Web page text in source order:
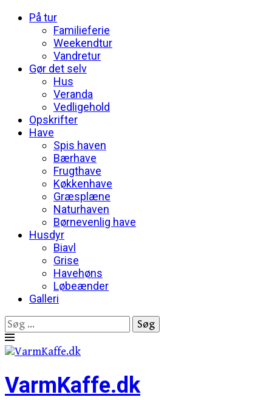
På tur
Familieferie
Weekendtur
Vandretur
Gør det selv
Hus
Veranda
Vedligehold
Opskrifter
Have
Spis haven
Bærhave
Frugthave
Køkkenhave
Græsplæne
Naturhaven
Børnevenlig have
Husdyr
Biavl
Grise
Havehøns
Løbeænder
Galleri
Søg
efter:
Skip
content
VarmKaffe.dk